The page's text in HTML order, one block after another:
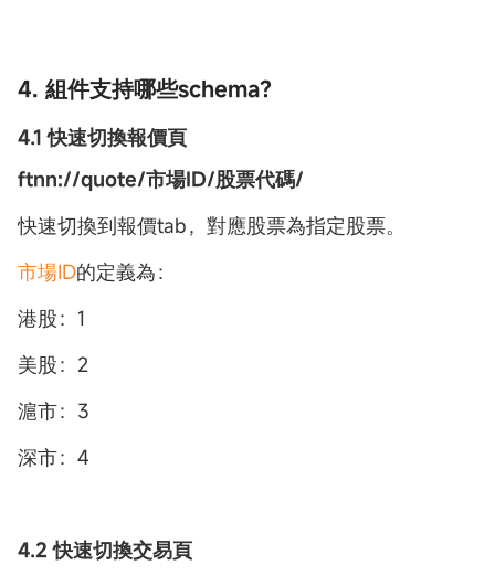
4. 組件支持哪些schema？
4.1 快速切換報價頁
ftnn://quote/市場ID/股票代碼/
快速切換到報價tab，對應股票為指定股票。
市場ID的定義為：
港股：1
美股：2
滬市：3
深市：4
4.2 快速切換交易頁